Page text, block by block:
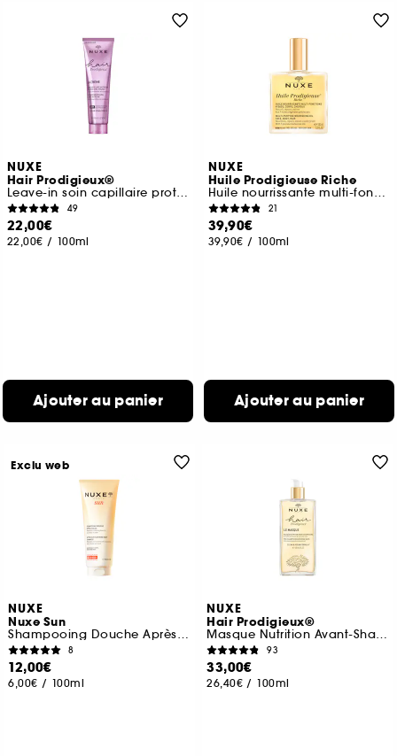
NUXE
Hair Prodigieux®
Leave-in soin capillaire protecteur sans rinçage
49
22,00€
22,00€ / 100ml
Ajouter au panier
NUXE
Huile Prodigieuse Riche
Huile nourrissante multi-fonctions
21
39,90€
39,90€ / 100ml
Ajouter au panier
NUXE
Nuxe Sun
Shampooing Douche Après-Soleil
8
12,00€
6,00€ / 100ml
Exclu web
NUXE
Hair Prodigieux®
Masque Nutrition Avant-Shampooing
93
33,00€
26,40€ / 100ml